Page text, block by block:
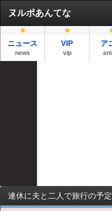
ヌルポあんてな
ニュース
news
VIP
vip
ア